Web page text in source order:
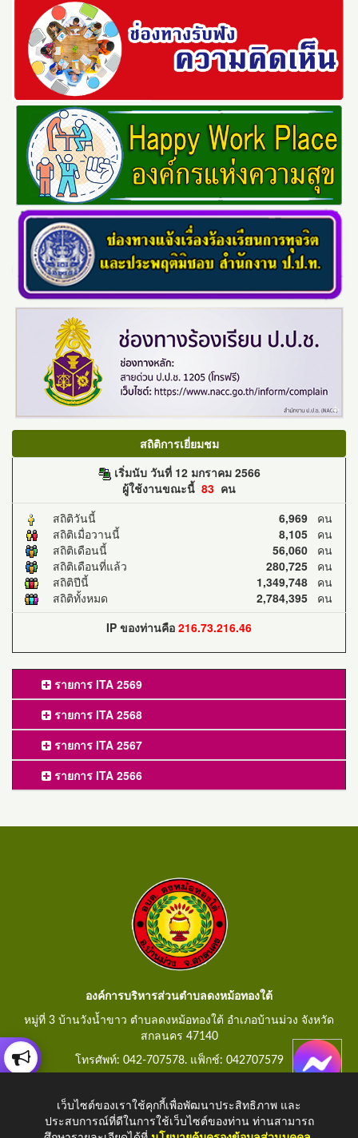
สถิติการเยี่ยมชม
เริ่มนับ วันที่ 12 มกราคม 2566
ผู้ใช้งานขณะนี้ 83 คน
สถิติวันนี้
6,969 คน
สถิติเมื่อวานนี้
8,105 คน
สถิติเดือนนี้
56,060 คน
สถิติเดือนที่แล้ว
280,725 คน
สถิติปีนี้
1,349,748 คน
สถิติทั้งหมด
2,784,395 คน
IP ของท่านคือ 216.73.216.46
รายการ ITA 2569
รายการ ITA 2568
รายการ ITA 2567
รายการ ITA 2566
องค์การบริหารส่วนตำบลดงหม้อทองใต้
หมู่ที่ 3 บ้านวังน้ำขาว ตำบลดงหม้อทองใต้ อำเภอบ้านม่วง จังหวัด
สกลนคร 47140
โทรศัพท์: 042-707578. แฟ็กช์: 042707579
เว็บไซต์ของเราใช้คุกกี้เพื่อพัฒนาประสิทธิภาพ และ
ประสบการณ์ที่ดีในการใช้เว็บไซต์ของท่าน ท่านสามารถ